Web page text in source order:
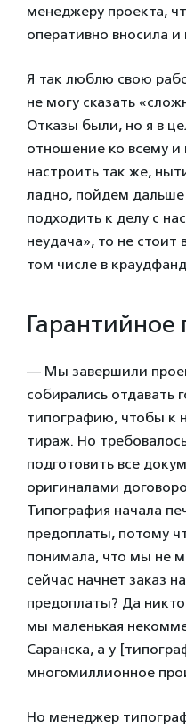
менеджеру проекта,
оперативно вносила и
Я так люблю свою
не могу сказать
Отказы были, но я в
отношение ко всему и
настроить так же,
ладно, пойдем дальше
подходить к делу с
неудача», то не
том числе в
Гарантийное
— Мы завершили
собирались отдавать
типографию, чтобы к
тираж. Но
подготовить все
оригиналами
Типография начала
предоплаты, потому
понимала, что мы не
сейчас начнет заказ
предоплаты? Да
мы маленькая
Саранска, а у
многомиллионное
Но менеджер